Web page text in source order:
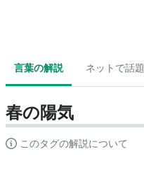
言葉の解説 ネットで話題
春の陽気
このタグの解説について